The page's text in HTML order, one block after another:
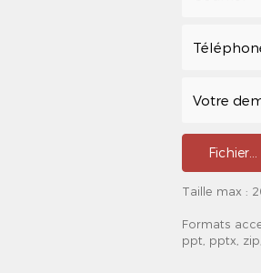
Fichier…
Taille max :
Formats
ppt, pptx,